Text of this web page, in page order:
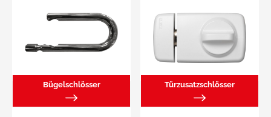
Bügelschlösser Türzusatzschlösser